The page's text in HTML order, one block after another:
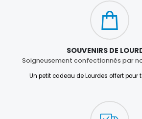
SOUVENIRS DE
Soigneusement confectionnés par
Un petit cadeau de Lourdes offert